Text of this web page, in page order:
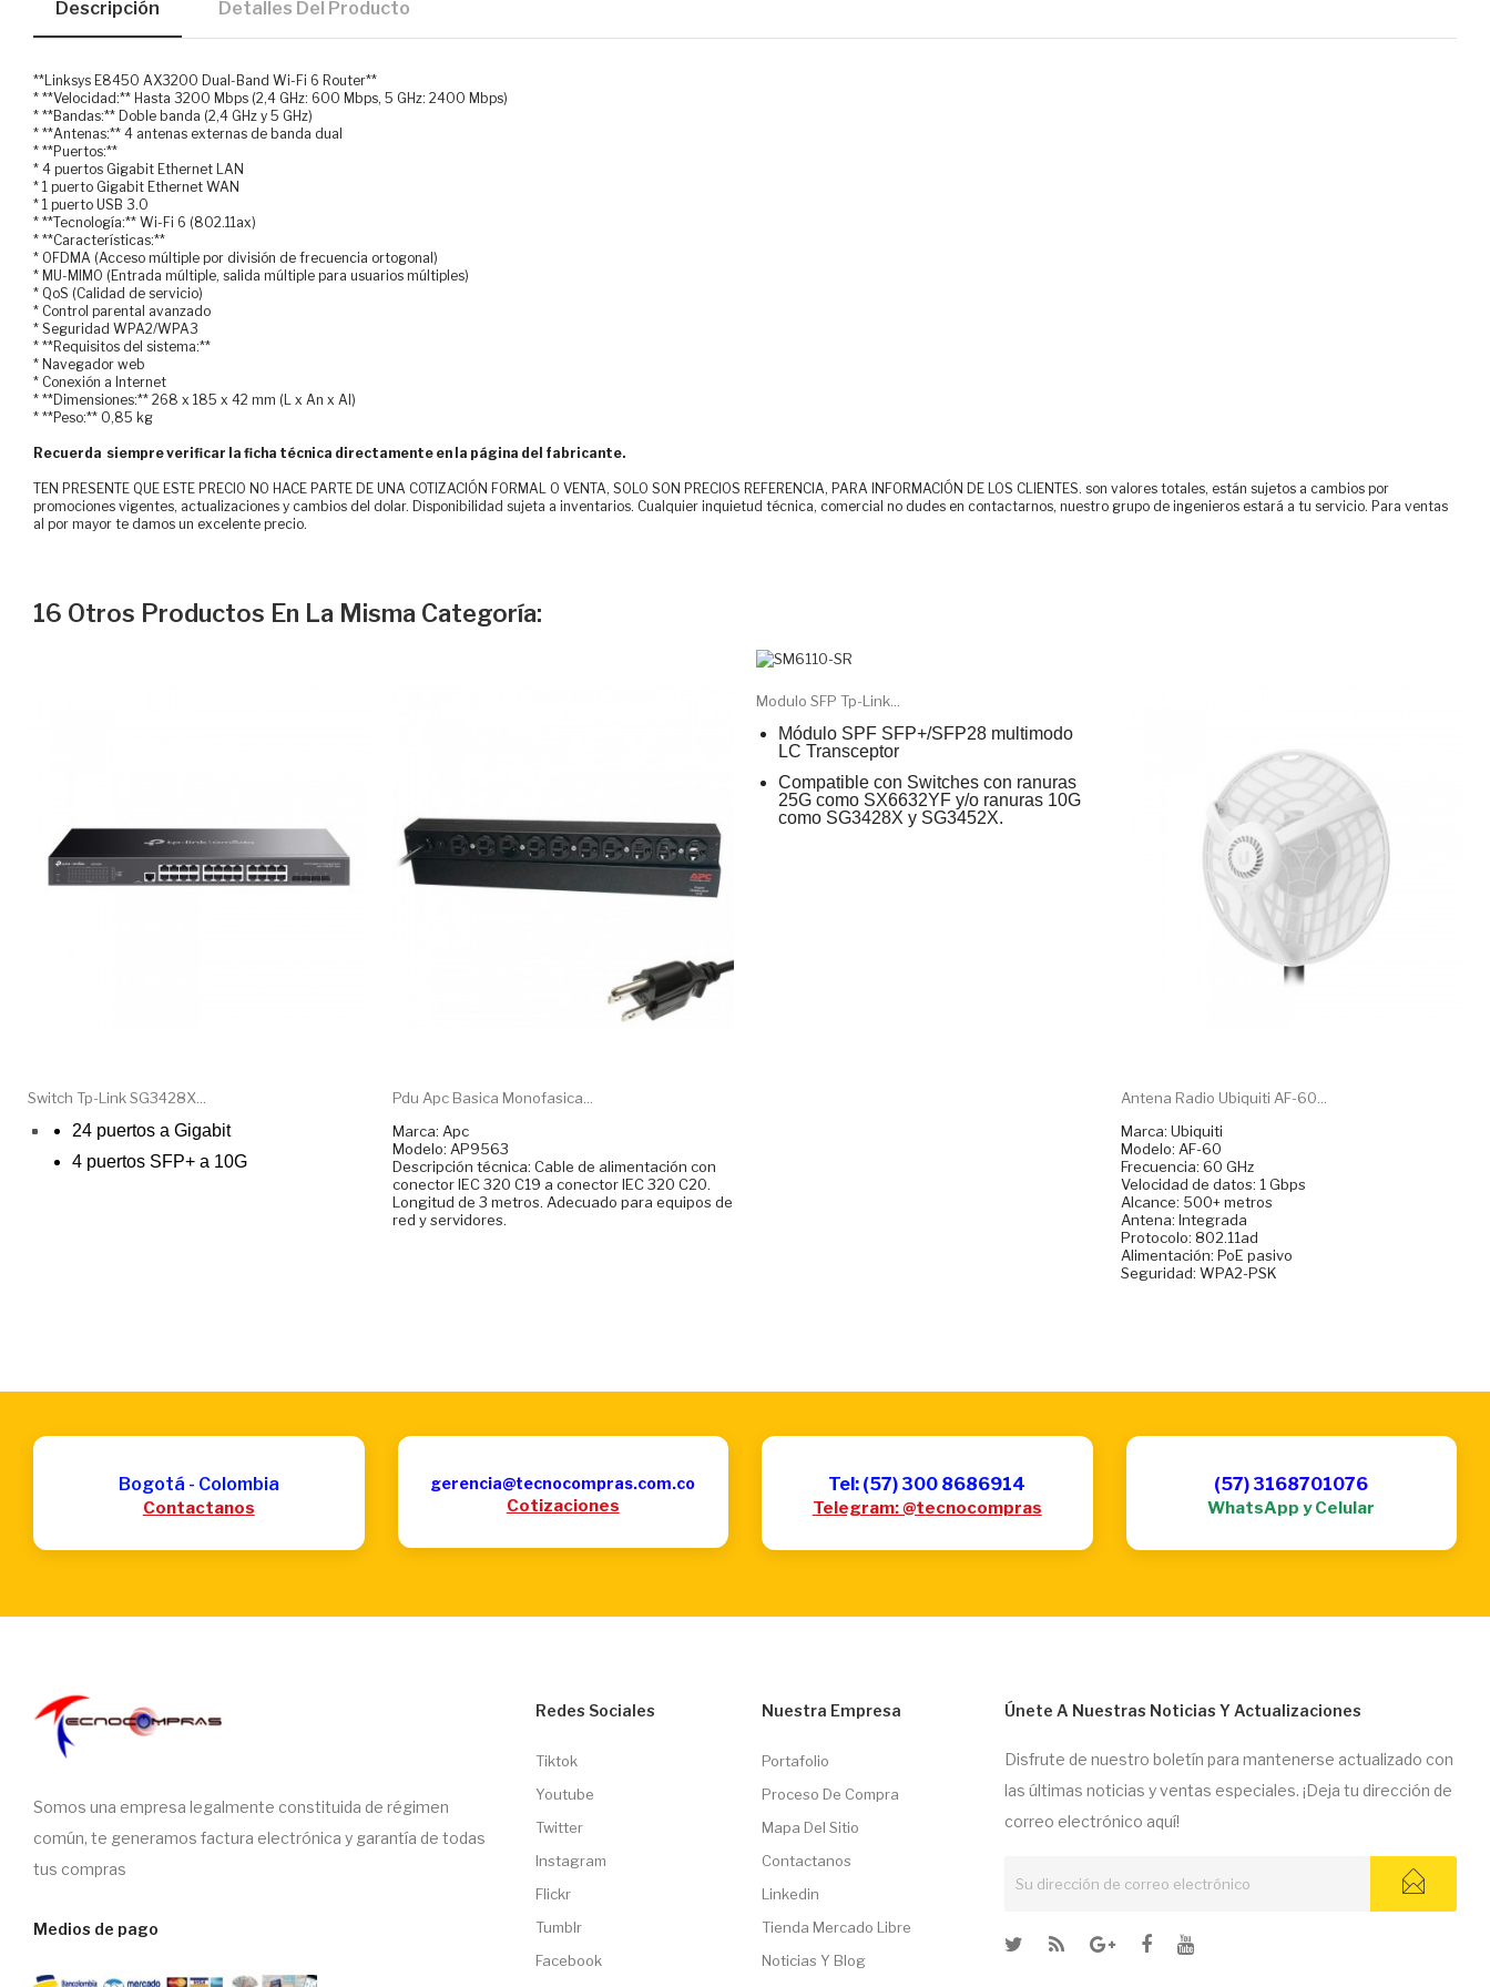
Descripción Detalles Del Producto
**Linksys E8450 AX3200 Dual-Band Wi-Fi 6 Router**
* **Velocidad:** Hasta 3200 Mbps (2,4 GHz: 600 Mbps, 5 GHz: 2400 Mbps)
* **Bandas:** Doble banda (2,4 GHz y 5 GHz)
* **Antenas:** 4 antenas externas de banda dual
* **Puertos:**
* 4 puertos Gigabit Ethernet LAN
* 1 puerto Gigabit Ethernet WAN
* 1 puerto USB 3.0
* **Tecnología:** Wi-Fi 6 (802.11ax)
* **Características:**
* OFDMA (Acceso múltiple por división de frecuencia ortogonal)
* MU-MIMO (Entrada múltiple, salida múltiple para usuarios múltiples)
* QoS (Calidad de servicio)
* Control parental avanzado
* Seguridad WPA2/WPA3
* **Requisitos del sistema:**
* Navegador web
* Conexión a Internet
* **Dimensiones:** 268 x 185 x 42 mm (L x An x Al)
* **Peso:** 0,85 kg
Recuerda siempre verificar la ficha técnica directamente en la página del fabricante.
TEN PRESENTE QUE ESTE PRECIO NO HACE PARTE DE UNA COTIZACIÓN FORMAL O VENTA, SOLO SON PRECIOS REFERENCIA, PARA INFORMACIÓN DE LOS CLIENTES. son valores totales, están sujetos a cambios por
promociones vigentes, actualizaciones y cambios del dolar. Disponibilidad sujeta a inventarios. Cualquier inquietud técnica, comercial no dudes en contactarnos, nuestro grupo de ingenieros estará a tu servicio. Para ventas
al por mayor te damos un excelente precio.
16 Otros Productos En La Misma Categoría:
Switch Tp-Link SG3428X...
24 puertos a Gigabit
4 puertos SFP+ a 10G
Pdu Apc Basica Monofasica...
Marca: Apc
Modelo: AP9563
Descripción técnica: Cable de alimentación con
conector IEC 320 C19 a conector IEC 320 C20.
Longitud de 3 metros. Adecuado para equipos de
red y servidores.
Modulo SFP Tp-Link...
Módulo SPF SFP+/SFP28 multimodo
LC Transceptor
Compatible con Switches con ranuras
25G como SX6632YF y/o ranuras 10G
como SG3428X y SG3452X.
Antena Radio Ubiquiti AF-60...
Marca: Ubiquiti
Modelo: AF-60
Frecuencia: 60 GHz
Velocidad de datos: 1 Gbps
Alcance: 500+ metros
Antena: Integrada
Protocolo: 802.11ad
Alimentación: PoE pasivo
Seguridad: WPA2-PSK
Bogotá - Colombia
Contactanos
gerencia@tecnocompras.com.co
Cotizaciones
Tel: (57) 300 8686914
Telegram: @tecnocompras
(57) 3168701076
WhatsApp y Celular
Somos una empresa legalmente constituida de régimen
común, te generamos factura electrónica y garantía de todas
tus compras
Medios de pago
Redes Sociales
Tiktok
Youtube
Twitter
Instagram
Flickr
Tumblr
Facebook
Nuestra Empresa
Portafolio
Proceso De Compra
Mapa Del Sitio
Contactanos
Linkedin
Tienda Mercado Libre
Noticias Y Blog
Únete A Nuestras Noticias Y Actualizaciones
Disfrute de nuestro boletín para mantenerse actualizado con
las últimas noticias y ventas especiales. ¡Deja tu dirección de
correo electrónico aquí!